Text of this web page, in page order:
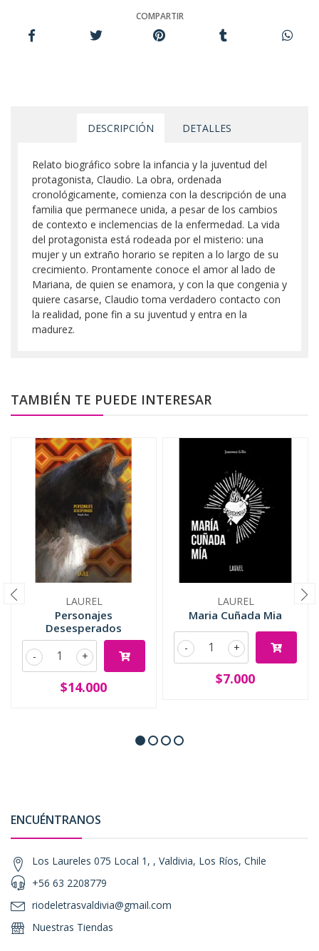
COMPARTIR
DESCRIPCIÓN DETALLES
Relato biográfico sobre la infancia y la juventud del
protagonista, Claudio. La obra, ordenada
cronológicamente, comienza con la descripción de una
familia que permanece unida, a pesar de los cambios
de contexto e inclemencias de la enfermedad. La vida
del protagonista está rodeada por el misterio: una
mujer y un extraño horario se repiten a lo largo de su
crecimiento. Prontamente conoce el amor al lado de
Mariana, de quien se enamora, y con la que congenia y
quiere casarse, Claudio toma verdadero contacto con
la realidad, pone fin a su juventud y entra en la
madurez.
TAMBIÉN TE PUEDE INTERESAR
LAUREL
Personajes
Desesperados
+
-
$14.000
LAUREL
Maria Cuñada Mia
+
-
$7.000
ENCUÉNTRANOS
Los Laureles 075 Local 1, , Valdivia, Los Ríos, Chile
+56 63 2208779
riodeletrasvaldivia@gmail.com
Nuestras Tiendas